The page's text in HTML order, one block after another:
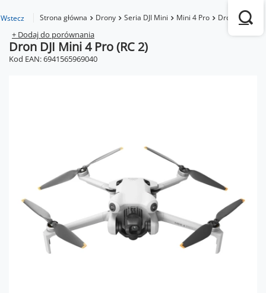
Wstecz Strona główna Drony Seria DJI Mini Mini 4 Pro Dron DJI Mini
+ Dodaj do porównania
Dron DJI Mini 4 Pro (RC 2)
Kod EAN: 6941565969040